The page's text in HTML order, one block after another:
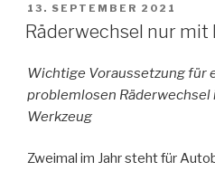
VERÖFFENTLICHT
AM
13. SEPTEMBER 2021
Räderwechsel nur
Wichtige Voraussetzung für
problemlosen
Werkzeug
Zweimal im Jahr steht für